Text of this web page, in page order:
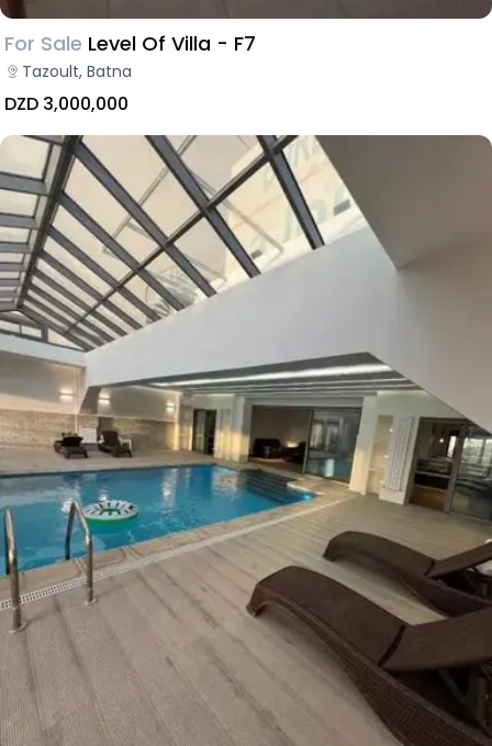
For Sale Level Of Villa - F7
Tazoult, Batna
DZD 3,000,000